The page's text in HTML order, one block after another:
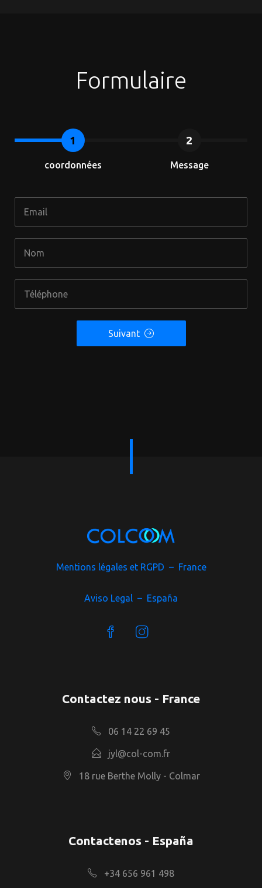
Formulaire
coordonnées Message
Suivant
Mentions légales et RGPD – France
Aviso Legal – España
Contactez nous - France
06 14 22 69 45
jyl@col-com.fr
18 rue Berthe Molly - Colmar
Contactenos - España
+34 656 961 498